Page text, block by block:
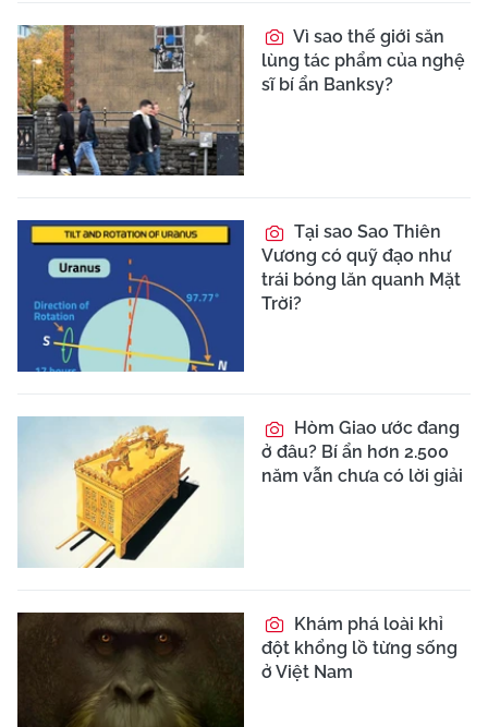
Vì sao thế giới săn
lùng tác phẩm của nghệ
sĩ bí ẩn Banksy?
Tại sao Sao Thiên
Vương có quỹ đạo như
trái bóng lăn quanh Mặt
Trời?
Hòm Giao ước đang
ở đâu? Bí ẩn hơn 2.500
năm vẫn chưa có lời giải
Khám phá loài khỉ
đột khổng lồ từng sống
ở Việt Nam